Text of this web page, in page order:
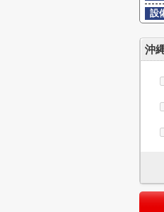
設
沖